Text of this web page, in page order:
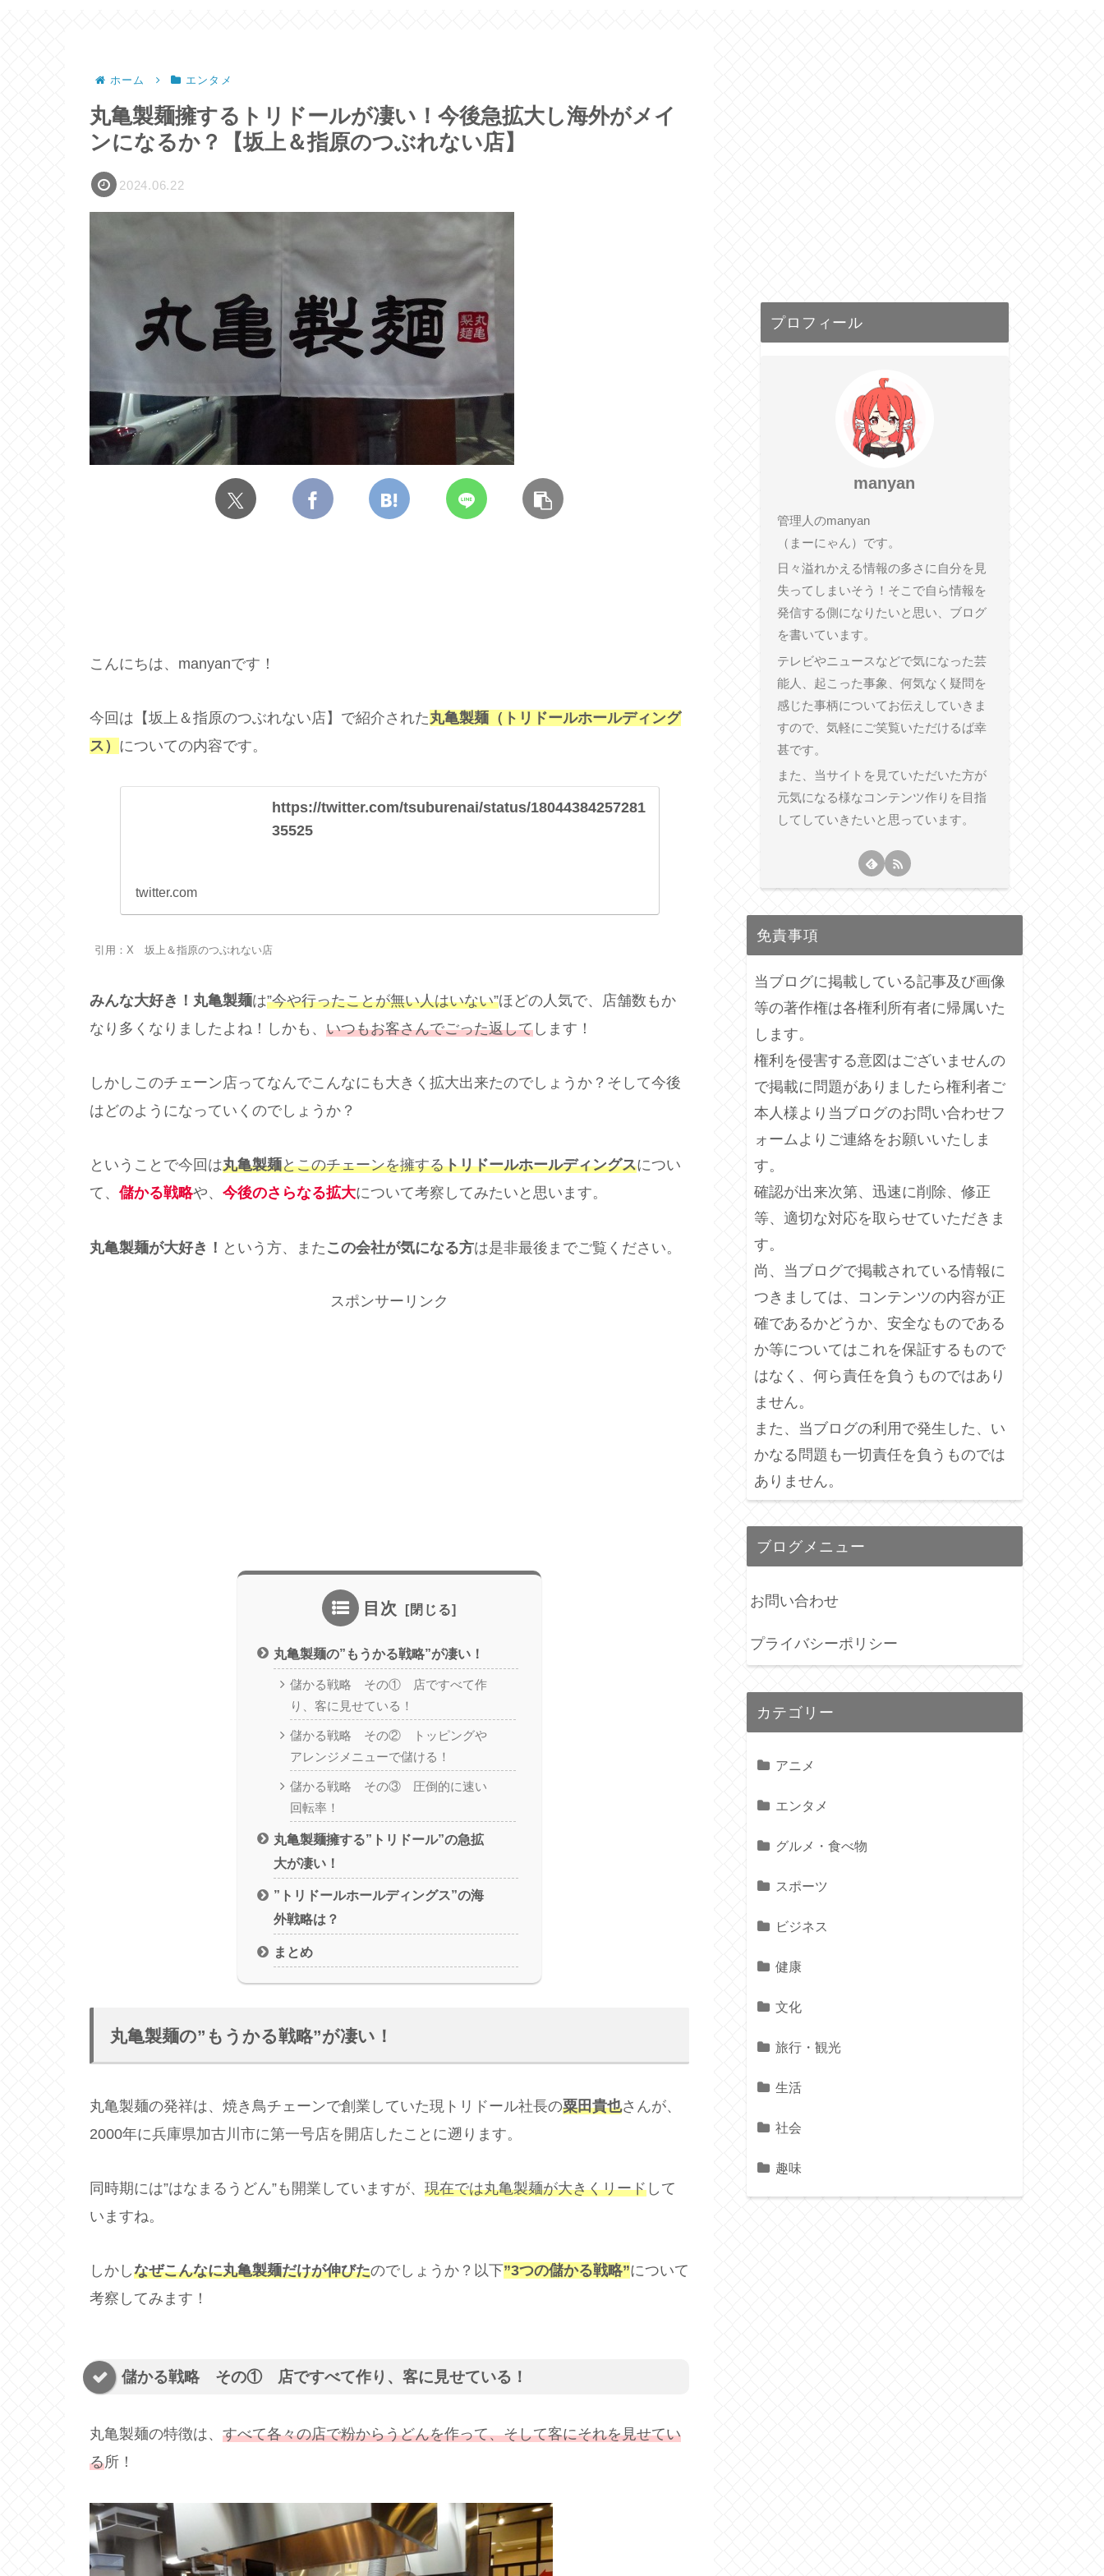
ホーム エンタメ
丸亀製麺擁するトリドールが凄い！今後急拡大し海外がメイ
ンになるか？【坂上＆指原のつぶれない店】
2024.06.22
こんにちは、manyanです！
今回は【坂上＆指原のつぶれない店】で紹介された丸亀製麺（トリドールホールディング
ス） についての内容です。
https://twitter.com/tsuburenai/status/18044384257281
35525
twitter.com
引用：X 坂上＆指原のつぶれない店
みんな大好き！丸亀製麺は”今や行ったことが無い人はいない”ほどの人気で、店舗数もか
なり多くなりましたよね！しかも、 いつもお客さんでごった返して します！
しかしこのチェーン店ってなんでこんなにも大きく拡大出来たのでしょうか？そして今後
はどのようになっていくのでしょうか？
ということで今回は丸亀製麺とこのチェーンを擁するトリドールホールディングスについ
て、 儲かる戦略や、 今後のさらなる拡大について考察してみたいと思います。
丸亀製麺が大好き！ という方、また この会社が気になる方は是非最後までご覧ください。
スポンサーリンク
目次
丸亀製麺の”もうかる戦略”が凄い！
儲かる戦略 その① 店ですべて作
り、客に見せている！
儲かる戦略 その② トッピングや
アレンジメニューで儲ける！
儲かる戦略 その③ 圧倒的に速い
回転率！
丸亀製麺擁する”トリドール”の急拡
大が凄い！
”トリドールホールディングス”の海
外戦略は？
まとめ
丸亀製麺の”もうかる戦略”が凄い！
丸亀製麺の発祥は、焼き鳥チェーンで創業していた現トリドール社長の粟田貴也さんが、
2000年に兵庫県加古川市に第一号店を開店したことに遡ります。
同時期には”はなまるうどん”も開業していますが、 現在では丸亀製麺が大きくリード して
いますね。
しかしなぜこんなに丸亀製麺だけが伸びたのでしょうか？以下”3つの儲かる戦略”について
考察してみます！
儲かる戦略 その① 店ですべて作り、客に見せている！
丸亀製麺の特徴は、 すべて各々の店で粉からうどんを作って、そして客にそれを見せてい
る所！
プロフィール
manyan
管理人のmanyan
（まーにゃん）です。
日々溢れかえる情報の多さに自分を見
失ってしまいそう！そこで自ら情報を
発信する側になりたいと思い、ブログ
を書いています。
テレビやニュースなどで気になった芸
能人、起こった事象、何気なく疑問を
感じた事柄についてお伝えしていきま
すので、気軽にご笑覧いただけるば幸
甚です。
また、当サイトを見ていただいた方が
元気になる様なコンテンツ作りを目指
してしていきたいと思っています。
免責事項
当ブログに掲載している記事及び画像
等の著作権は各権利所有者に帰属いた
します。
権利を侵害する意図はございませんの
で掲載に問題がありましたら権利者ご
本人様より当ブログのお問い合わせフ
ォームよりご連絡をお願いいたしま
す。
確認が出来次第、迅速に削除、修正
等、適切な対応を取らせていただきま
す。
尚、当ブログで掲載されている情報に
つきましては、コンテンツの内容が正
確であるかどうか、安全なものである
か等についてはこれを保証するもので
はなく、何ら責任を負うものではあり
ません。
また、当ブログの利用で発生した、い
かなる問題も一切責任を負うものでは
ありません。
ブログメニュー
お問い合わせ
プライバシーポリシー
カテゴリー
アニメ
エンタメ
グルメ・食べ物
スポーツ
ビジネス
健康
文化
旅行・観光
生活
社会
趣味